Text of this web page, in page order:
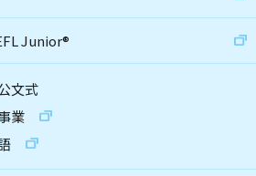
Junior®
文式
業